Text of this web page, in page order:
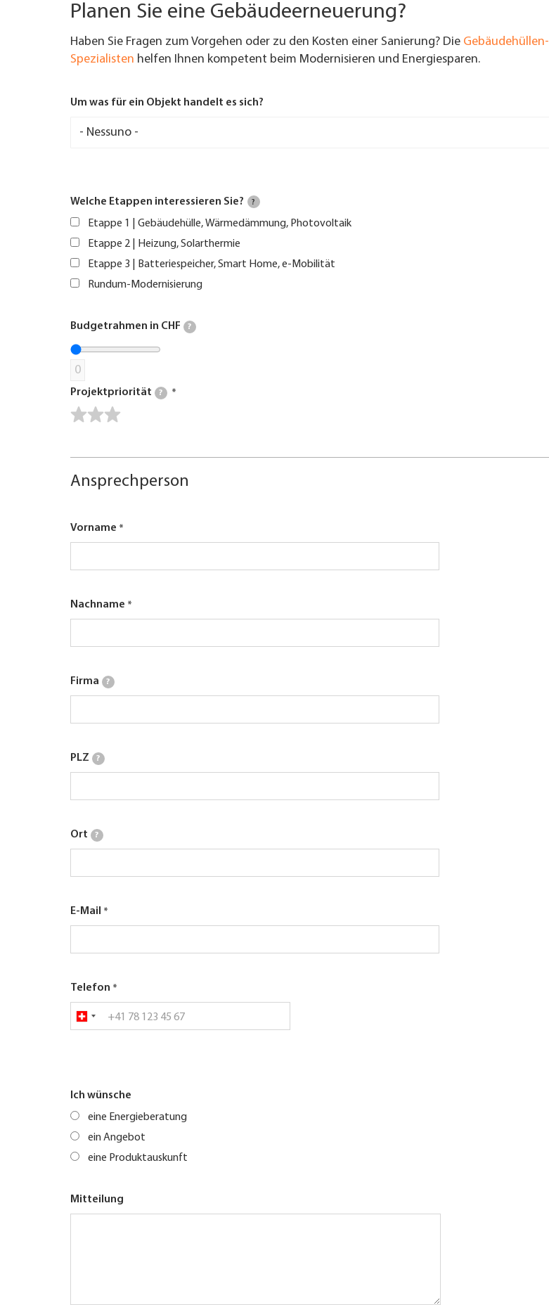
Planen Sie eine Gebäudeerneuerung?
Haben Sie Fragen zum Vorgehen oder zu den Kosten einer Sanierung? Die Gebäudehüllen-
Spezialisten helfen Ihnen kompetent beim Modernisieren und Energiesparen.
Um was für ein Objekt handelt es sich?
Welche Etappen interessieren Sie? ?
Etappe 1 | Gebäudehülle, Wärmedämmung, Photovoltaik
Etappe 2 | Heizung, Solarthermie
Etappe 3 | Batteriespeicher, Smart Home, e-Mobilität
Rundum-Modernisierung
Budgetrahmen in CHF ?
0
Projektpriorität ?
Ansprechperson
Vorname
Nachname
Firma ?
PLZ ?
Ort ?
E-Mail
Telefon
Ich wünsche
eine Energieberatung
ein Angebot
eine Produktauskunft
Mitteilung